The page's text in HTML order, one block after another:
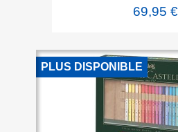
69,95 €
PLUS DISPONIBLE